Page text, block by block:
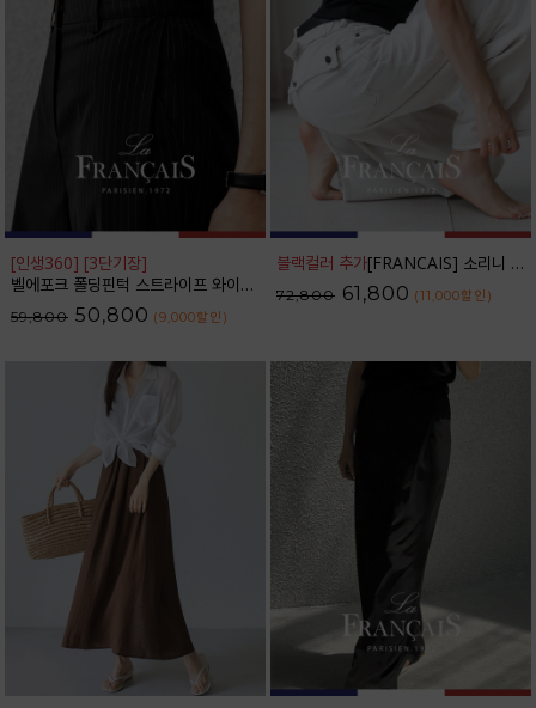
[인생360] [3단기장]
벨에포크 폴딩핀턱 스트라이프 와이드 슬랙스_F6S238SL
59,800 50,800 (9,000할인 )
블랙컬러 추가[FRANCAIS] 소리니 스티치 커브드 데님 팬츠_62DP2585
72,800 61,800 (11,000할인 )